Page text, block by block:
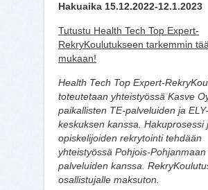
Hakuaika 15.12.2022-12.1.2023
Tutustu Health Tech Top Expert-
RekryKoulutukseen tarkemmin
mukaan!
Health Tech Top Expert-
toteutetaan yhteistyössä Kasve
paikallisten TE-palveluiden ja ELY-
keskuksen kanssa. Hakuprosessi
opiskelijoiden rekrytointi tehdään
yhteistyössä Pohjois-
palveluiden kanssa.
osallistujalle maksuton.